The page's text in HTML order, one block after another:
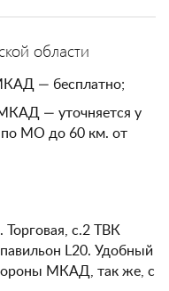
области
— бесплатно;
— уточняется у
по МО до 60 км. от
с.2 ТВК
L20. Удобный
МКАД, так же, с